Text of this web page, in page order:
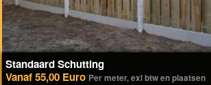
Standaard Schutting
Vanaf 55,00 Euro Per meter, exl btw en plaatsen